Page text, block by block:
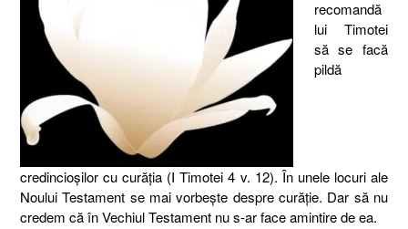
recomandă
lui Timotei
să se facă
pildă
credincioşilor cu curăţia (I Timotei 4 v. 12). În unele locuri ale
Noului Testament se mai vorbeşte despre curăţie. Dar să nu
credem că în Vechiul Testament nu s-ar face amintire de ea.